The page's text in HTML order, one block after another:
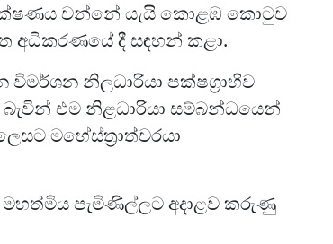
වන්නේ යැයි කොළඹ කොටුව
අධිකරණයේ දී සඳහන් කළා.
නිලධාරියා පක්ෂග්‍රාහීව
එම නිළධාරියා සම්බන්ධයෙන්
මහේස්ත්‍රාත්වරයා
පැමිණිල්ලට අදාළව කරුණු